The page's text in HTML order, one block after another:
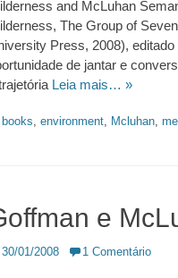
and McLuhan
The Group of
Press, 2008),
de jantar e
Leia mais… »
books, environment, Mcluhan,
e
30/01/2008 1 Comentário